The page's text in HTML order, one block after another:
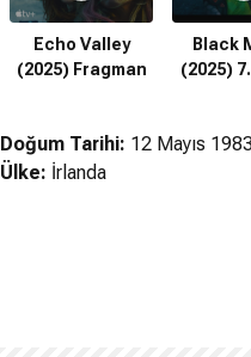
Echo Valley
(2025) Fragman
Black
(2025)
Doğum Tarihi: 12 Mayıs
Ülke: İrlanda